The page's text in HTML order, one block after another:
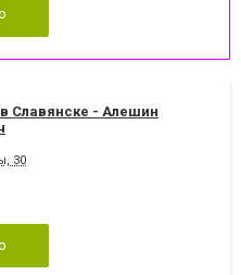
Славянске - Алешин
30